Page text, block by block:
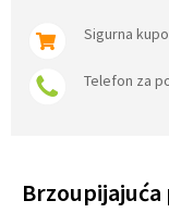
Sigurna
Telefon za